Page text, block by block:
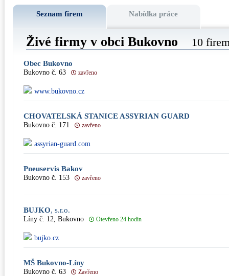
Seznam firem Nabídka práce
Živé firmy v obci Bukovno 10
Obec Bukovno
Bukovno č. 63 zavřeno
www.bukovno.cz
CHOVATELSKÁ STANICE ASSYRIAN GUARD
Bukovno č. 171 zavřeno
assyrian-guard.com
Pneuservis Bakov
Bukovno č. 153 zavřeno
BUJKO, s.r.o.
Líny č. 12, Bukovno Otevřeno 24 hodin
bujko.cz
MŠ Bukovno-Líny
Bukovno č. 63 Zavřeno